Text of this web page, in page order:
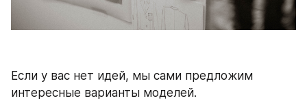
Если у вас нет идей, мы сами предложим
интересные варианты моделей.